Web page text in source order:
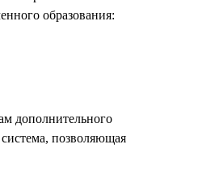
образования:
дополнительного
позволяющая